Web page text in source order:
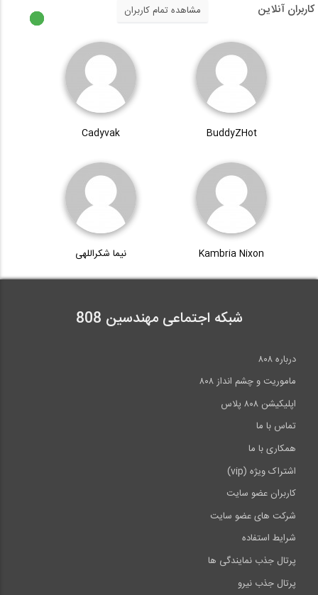
کاربران آنلاین مشاهده تمام کاربران
BuddyZHot
Cadyvak
Kambria Nixon نیما شکراللهی
شبکه اجتماعی مهندسین 808
درباره ۸۰۸
ماموریت و چشم انداز ۸۰۸
اپلیکیشن ۸۰۸ پلاس
تماس با ما
همکاری با ما
اشتراک ویژه (vip)
کاربران عضو سایت
شرکت های عضو سایت
شرایط استفاده
پرتال جذب نمایندگی ها
پرتال جذب نیرو